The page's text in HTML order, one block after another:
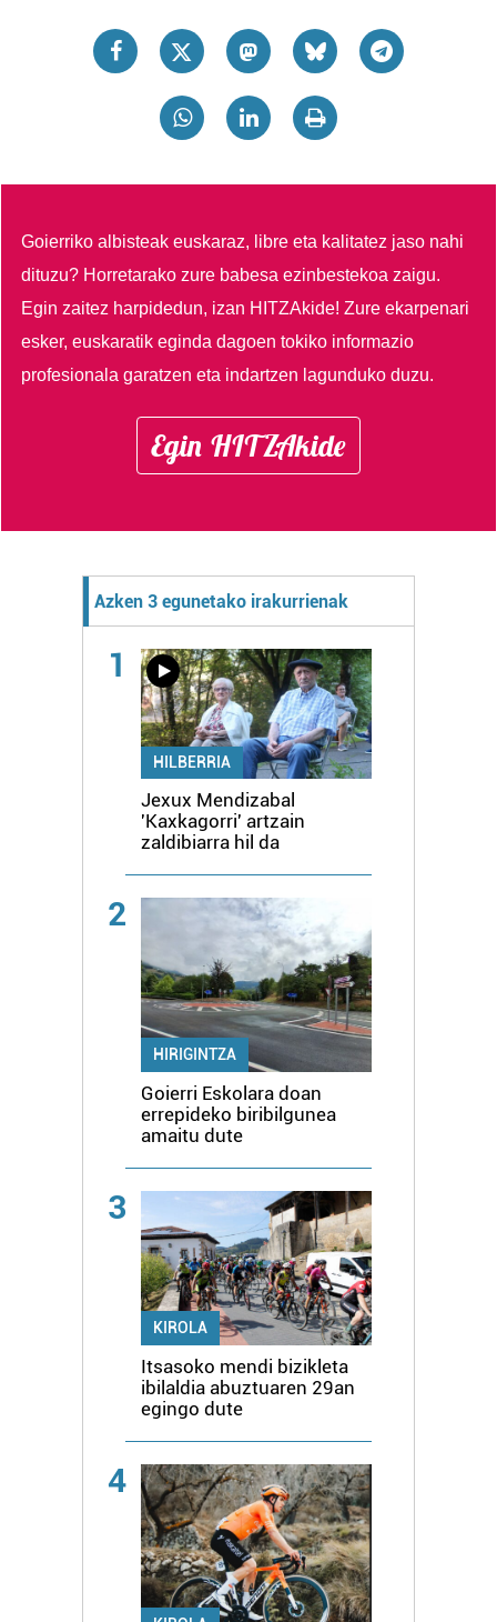
Goierriko albisteak euskaraz, libre eta kalitatez jaso nahi
dituzu? Horretarako zure babesa ezinbestekoa zaigu.
Egin zaitez harpidedun, izan HITZAkide!Zure ekarpenari
esker, euskaratik eginda dagoen tokiko informazio
profesionala garatzen eta indartzen lagunduko duzu.
Egin HITZAkide
Azken 3 egunetako irakurrienak
1
HILBERRIA
Jexux Mendizabal
'Kaxkagorri' artzain
zaldibiarra hil da
2
HIRIGINTZA
Goierri Eskolara doan
errepideko biribilgunea
amaitu dute
3
KIROLA
Itsasoko mendi bizikleta
ibilaldia abuztuaren 29an
egingo dute
4